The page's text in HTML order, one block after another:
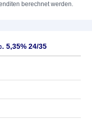
berechnet werden.
5,35% 24/35